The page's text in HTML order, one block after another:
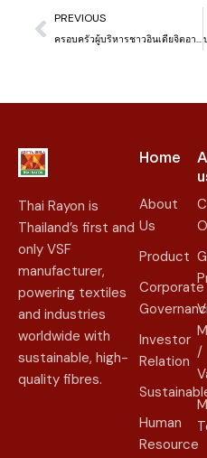
PREVIOUS
ครอบครัวผู้บริหารชาวอินเดียจิตอาสา บริษัทไทยเรยอน จำกัด (มหาชน) สอนภาษาอังกฤษให้แก่นักเรียนมัธยมศึกษาตอนต้น ที่โรงเรียนโยธินบูรณะ จ.อ่างทอง
Thai Rayon is
Thailand’s first and
only VSF
manufacturer,
powering textiles
and industries
worldwide with
sustainable, high-
quality fibres.
Home
About
Us
Product
Corporate
Investor
Relation
Human
Resource
/